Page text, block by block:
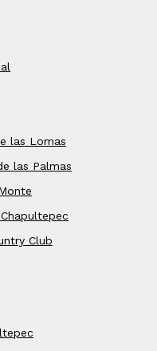
las Lomas
las Palmas
Club